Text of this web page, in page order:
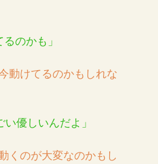
のかも」
動けてるのかもしれな
優しいんだよ」
くのが大変なのかもし